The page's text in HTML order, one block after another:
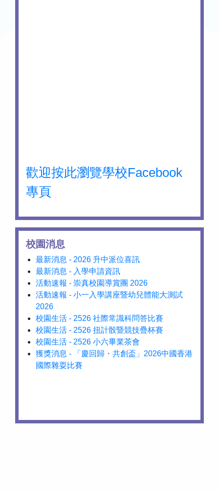
歡迎按此瀏覽學校Facebook
專頁
校園消息
最新消息 - 2026 升中派位喜訊
最新消息 - 入學申請資訊
活動速報 - 崇真校園導賞團 2026
活動速報 - 小一入學講座暨幼兒體能大測試
2026
校園生活 - 2526 社際常識科問答比賽
校園生活 - 2526 扭計骰暨競技疊杯賽
校園生活 - 2526 小六畢業茶會
獲獎消息 - 「慶回歸・共創盃」2026中國香港
國際雜耍比賽